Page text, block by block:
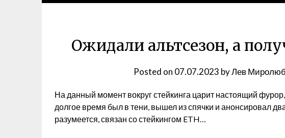
Ожидали альтсезон, а
Posted on 07.07.2023 byЛев
На данный момент вокруг стейкинга царит настоящий
долгое время был в тени, вышел из спячки и анонсировал
разумеется, связан со стейкингом ETH…